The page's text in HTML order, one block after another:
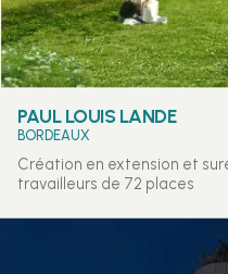
PAUL LOUIS LANDE
BORDEAUX
Création en extension et
travailleurs de 72 places